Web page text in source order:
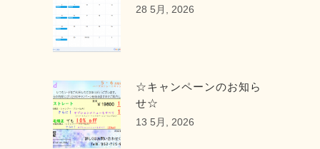
28 5月, 2026
☆キャンペーンのお知ら
せ☆
13 5月, 2026